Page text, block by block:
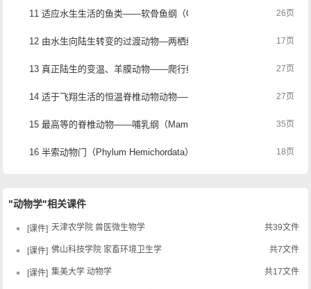
11 适应水生生活的鱼类——软骨鱼纲（Chondrichthyes）和硬骨鱼纲
26页
12 由水生向陆生转变的过渡动物—两栖纲（Amphibia） 17页
13 真正陆生的变温、羊膜动物——爬行纲（Reptilia） 27页
14 适于飞翔生活的恒温脊椎动物动物——鸟纲（Aves） 27页
15 最高等的脊椎动物——哺乳纲（Mammalia） 35页
16 半索动物门（Phylum Hemichordata） 18页
"动物学"相关课件
课件 天津农学院 兽医微生物学 共39文件
课件 佛山科技学院 家畜环境卫生学 共7文件
课件 集美大学 动物学 共17文件